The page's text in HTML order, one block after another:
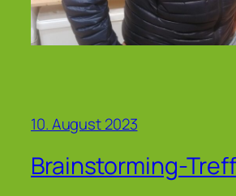
10. August 2023
Brainstorming-